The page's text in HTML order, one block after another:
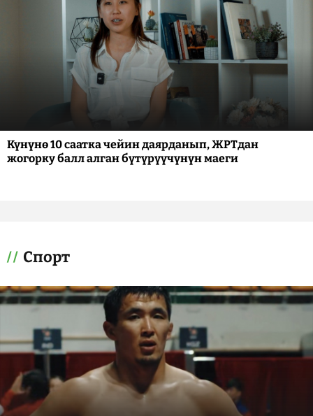
Күнүнө 10 саатка чейин даярданып, ЖРТдан
жогорку балл алган бүтүрүүчүнүн маеги
Спорт